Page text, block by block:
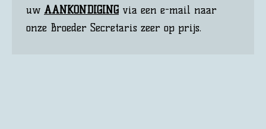
uw AANKONDIGING via een e-mail naar
onze Broeder Secretaris zeer op prijs.